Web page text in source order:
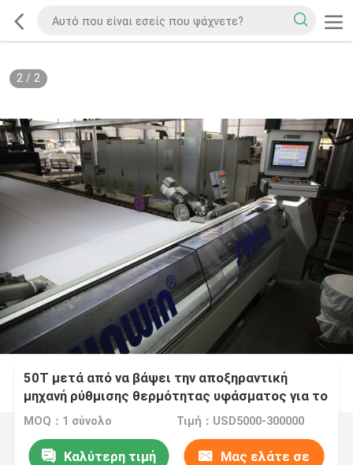
2/ 2
50T μετά από να βάψει την αποξηραντική
μηχανή ρύθμισης θερμότητας υφάσματος για το
ύφασμα βαμβακιού
MOQ：1 σύνολο Τιμή：USD5000-300000
Καλύτερη τιμή Μας ελάτε σε